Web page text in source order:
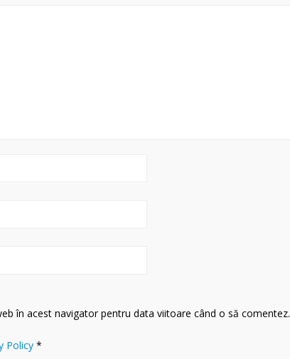
în acest navigator pentru data viitoare când o să comentez.
Policy *